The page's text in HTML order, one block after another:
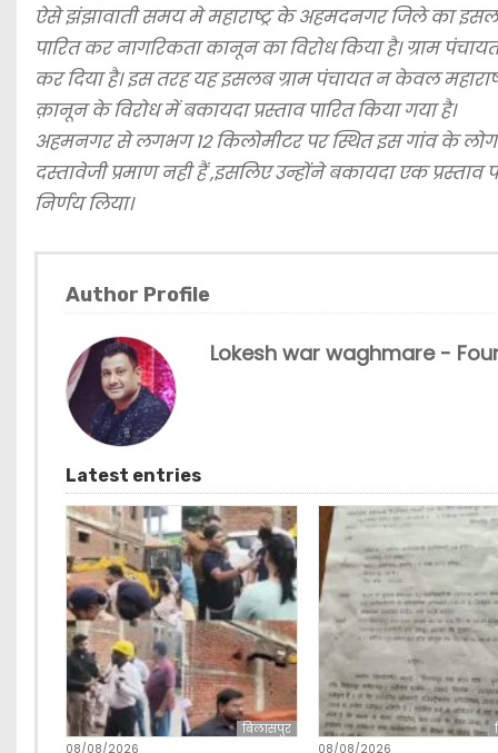
ऐसे झंझावाती समय मे महाराष्ट्र के अहमदनगर जिले का
पारित कर नागरिकता कानून का विरोध किया है। ग्राम
कर दिया है। इस तरह यह इसलब ग्राम पंचायत न केवल
क़ानून के विरोध में बकायदा प्रस्ताव पारित किया गया है।
अहमनगर से लगभग 12 किलोमीटर पर स्थित इस गांव के
दस्तावेजी प्रमाण नही हैं ,इसलिए उन्होंने बकायदा एक
निर्णय लिया।
Author Profile
Lokesh war waghmare -
Latest entries
बिलासपुर
08/08/2026
08/08/2026